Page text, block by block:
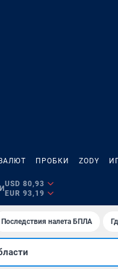
ПРОБКИ ZODY
USD 80,93
EUR 93,19
Последствия налета БПЛА